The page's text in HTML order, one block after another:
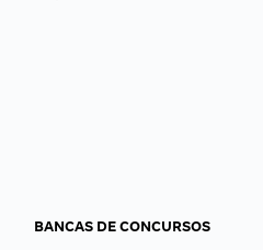
BANCAS DE CONCURSOS